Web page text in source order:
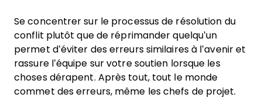
Se concentrer sur le processus de résolution du
conflit plutôt que de réprimander quelqu’un
permet d’éviter des erreurs similaires à l’avenir et
rassure l’équipe sur votre soutien lorsque les
choses dérapent. Après tout, tout le monde
commet des erreurs, même les chefs de projet.